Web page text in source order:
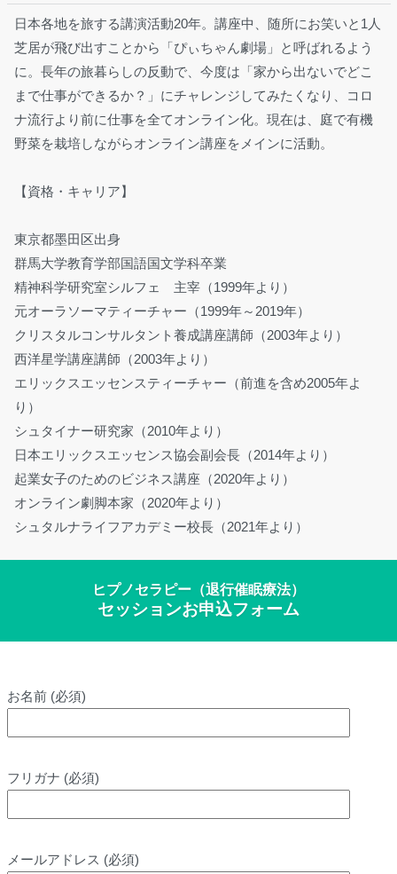
日本各地を旅する講演活動20年。講座中、随所にお笑いと1人
芝居が飛び出すことから「ぴぃちゃん劇場」と呼ばれるよう
に。長年の旅暮らしの反動で、今度は「家から出ないでどこ
まで仕事ができるか？」にチャレンジしてみたくなり、コロ
ナ流行より前に仕事を全てオンライン化。現在は、庭で有機
野菜を栽培しながらオンライン講座をメインに活動。
【資格・キャリア】
東京都墨田区出身
群馬大学教育学部国語国文学科卒業
精神科学研究室シルフェ 主宰（1999年より）
元オーラソーマティーチャー（1999年～2019年）
クリスタルコンサルタント養成講座講師（2003年より）
西洋星学講座講師（2003年より）
エリックスエッセンスティーチャー（前進を含め2005年よ
り）
シュタイナー研究家（2010年より）
日本エリックスエッセンス協会副会長（2014年より）
起業女子のためのビジネス講座（2020年より）
オンライン劇脚本家（2020年より）
シュタルナライフアカデミー校長（2021年より）
ヒプノセラピー（退行催眠療法）
セッションお申込フォーム
お名前 (必須)
フリガナ (必須)
メールアドレス (必須)